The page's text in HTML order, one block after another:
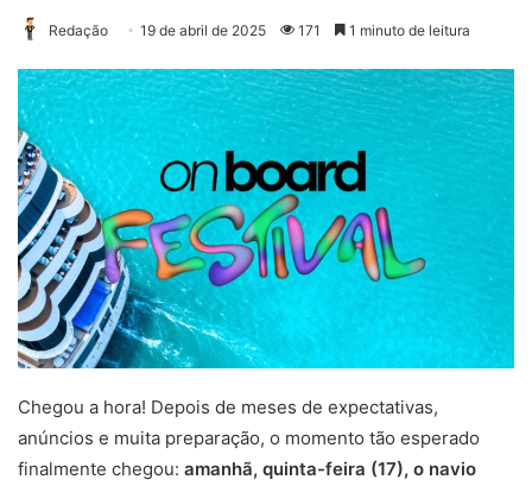
Redação 19 de abril de 2025 171 1 minuto de leitura
Chegou a hora! Depois de meses de expectativas,
anúncios e muita preparação, o momento tão esperado
finalmente chegou: amanhã, quinta-feira (17), o navio